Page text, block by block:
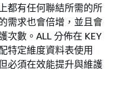
都有任何聯結所需的所
需求也會倍增，並且會
次數。ALL 分佈在 KEY
特定維度資料表使用
必須在效能提升與維護